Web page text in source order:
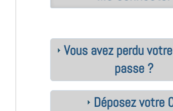
Vous avez perdu
passe ?
Déposez votre